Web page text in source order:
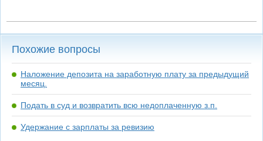
Похожие вопросы
Наложение депозита на заработную плату за предыдущий
месяц.
Подать в суд и возвратить всю недоплаченную з.п.
Удержание с зарплаты за ревизию